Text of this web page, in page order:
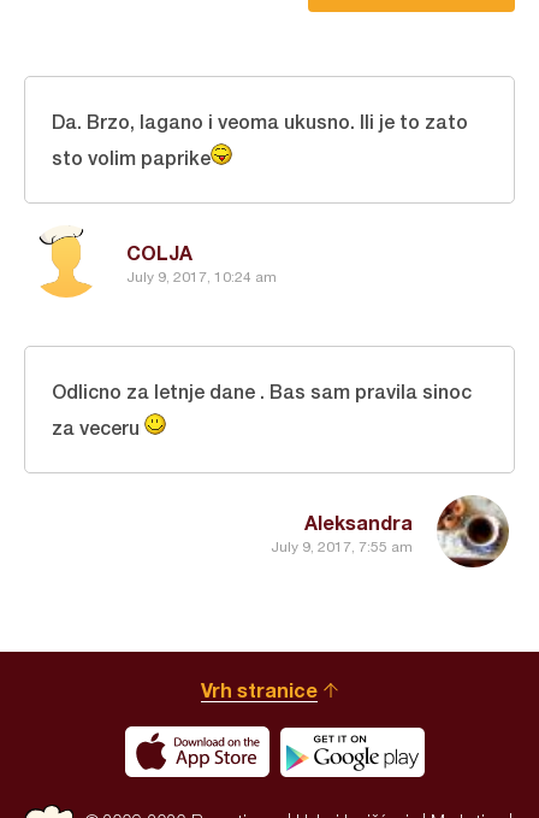
COLJA
July 9, 2017, 10:24 am
Da. Brzo, lagano i veoma ukusno. Ili je to zato
sto volim paprike
Aleksandra
July 9, 2017, 7:55 am
Odlicno za letnje dane . Bas sam pravila sinoc
za veceru
Vrh stranice